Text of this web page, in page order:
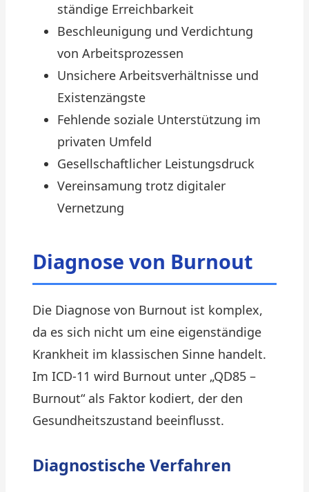
ständige Erreichbarkeit
Beschleunigung und Verdichtung
von Arbeitsprozessen
Unsichere Arbeitsverhältnisse und
Existenzängste
Fehlende soziale Unterstützung im
privaten Umfeld
Gesellschaftlicher Leistungsdruck
Vereinsamung trotz digitaler
Vernetzung
Diagnose von Burnout
Die Diagnose von Burnout ist komplex,
da es sich nicht um eine eigenständige
Krankheit im klassischen Sinne handelt.
Im ICD-11 wird Burnout unter „QD85 –
Burnout“ als Faktor kodiert, der den
Gesundheitszustand beeinflusst.
Diagnostische Verfahren